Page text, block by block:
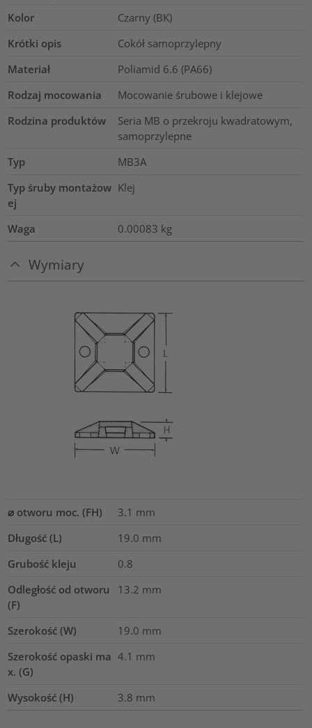
Kolor
Czarny (BK)
Krótki opis
Cokół samoprzylepny
Materiał
Poliamid 6.6 (PA66)
Rodzaj mocowania
Mocowanie śrubowe i klejowe
Rodzina produktów
Seria MB o przekroju kwadratowym,
samoprzylepne
Typ
MB3A
Typ śruby montażow
ej
Klej
Waga 0.00083 kg
Wymiary
⌀ otworu moc. (FH)
3.1 mm
Długość (L)
19.0 mm
Grubość kleju
0.8
Odległość od otworu
(F)
13.2 mm
Szerokość (W) 19.0 mm
Szerokość opaski ma
x. (G)
4.1 mm
Wysokość (H) 3.8 mm